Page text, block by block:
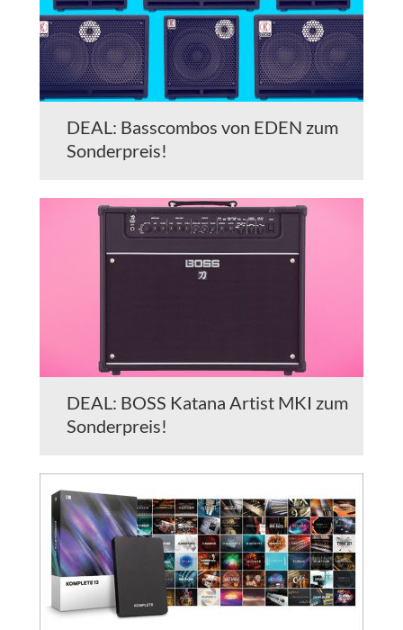
DEAL: Basscombos von EDEN zum
Sonderpreis!
DEAL: BOSS Katana Artist MKI zum
Sonderpreis!